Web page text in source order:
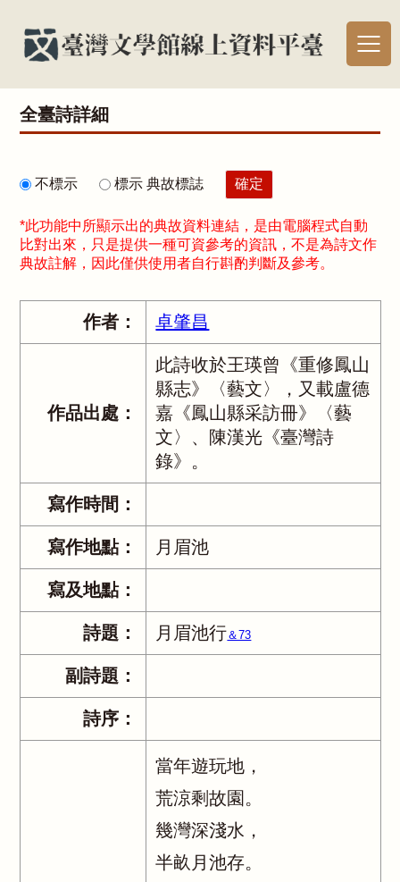
全臺詩詳細
不標示 標示 典故標誌
*此功能中所顯示出的典故資料連結，是由電腦程式自動
比對出來，只是提供一種可資參考的資訊，不是為詩文作
典故註解，因此僅供使用者自行斟酌判斷及參考。
作者： 卓肇昌
作品出處：
此詩收於王瑛曾《重修鳳山
縣志》〈藝文〉，又載盧德
嘉《鳳山縣采訪冊》〈藝
文〉、陳漢光《臺灣詩
錄》。
寫作時間：
寫作地點： 月眉池
寫及地點：
詩題： 月眉池行＆73
副詩題：
詩序：
當年遊玩地，
荒涼剩故園。
幾灣深淺水，
半畝月池存。